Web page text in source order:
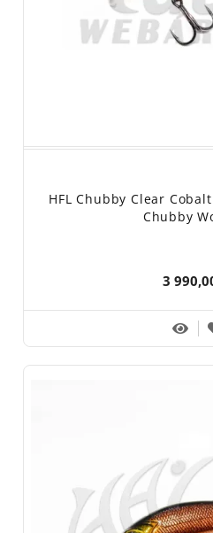
HFL Chubby Clear
Chubby
3